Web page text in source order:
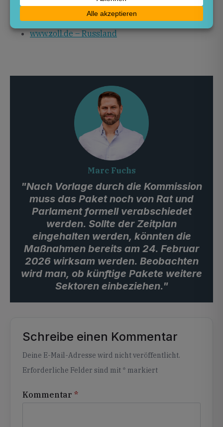
Russland-Sanktionen auf den Weg
www.bundesregierung.de – 19. Sanktionspaket
gegen Russland | Bundesregierung
www.zoll.de – Russland
Marc Fuchs
"Nach Vorlage durch die Kommission
muss das Paket noch von Rat und
Parlament formell verabschiedet
werden. Sollte der Zeitplan
eingehalten werden, könnten die
Maßnahmen bereits am 24. Februar
2026 wirksam werden. Beobachten
wird man, ob künftige Pakete weitere
Sektoren einbeziehen."
Schreibe einen Kommentar
Deine E-Mail-Adresse wird nicht veröffentlicht.
Erforderliche Felder sind mit * markiert
Kommentar *
Alternative: